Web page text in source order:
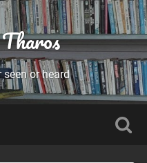
or heard